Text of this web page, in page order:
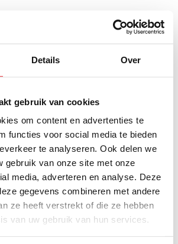
Details Over
gebruik van cookies
om content en advertenties te
functies voor social media te bieden
te analyseren. Ook delen we
gebruik van onze site met onze
media, adverteren en analyse. Deze
gegevens combineren met andere
ze heeft verstrekt of die ze hebben
van uw gebruik van hun services.
500
is iets fout gegaan
later opnieuw of ga terug naar de
homepagina.